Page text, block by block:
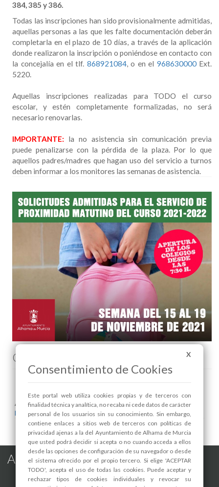
384, 385 y 386.
Todas las inscripciones han sido provisionalmente admitidas,
aquellas personas a las que les falte documentación deberán
completarla en el plazo de 10 días, a través de la aplicación
donde realizaron la inscripción o poniéndose en contacto con
la concejalía en el tlf. 868921084, o en el 968630000Ext.
5220.
Aquellas inscripciones realizadas para TODO el curso
escolar, y estén completamente formalizadas, no será
necesario renovarlas.
IMPORTANTE: la no asistencia sin comunicación previa
puede penalizarse con la pérdida de la plaza. Por lo que
aquellos padres/madres que hagan uso del servicio a turnos
deben informar a los monitores las semanas de asistencia.
Comenta esta noticia en Facebook
Areas relacionadas:
Educación
Alhama de Murcia en las Redes
X
Consentimiento de Cookies
Este portal web utiliza cookies propias y de terceros con
finalidad técnica y analítica, no recaba ni cede datos de carácter
personal de los usuarios sin su conocimiento. Sin embargo,
contiene enlaces a sitios web de terceros con políticas de
privacidad ajenas a la del Ayuntamiento de Alhama de Murcia
que usted podrá decidir si acepta o no cuando acceda a ellos
desde las opciones de configuración de su navegador o desde
el sistema ofrecido por el propio tercero. Si elige 'ACEPTAR
TODO', acepta el uso de todas las cookies. Puede aceptar y
rechazar tipos de cookies individuales y revocar su